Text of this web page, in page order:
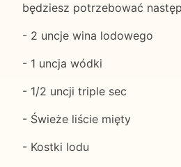
będziesz potrzebować
- 2 uncje wina lodowego
- 1 uncja wódki
- 1/2 uncji triple sec
- Świeże liście mięty
- Kostki lodu